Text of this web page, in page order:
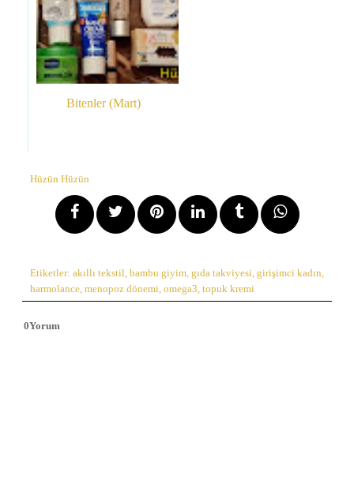
Bitenler (Mart)
Hüzün Hüzün
Etiketler: akıllı tekstil bambu giyim gıda takviyesi girişimci kadın
harmolance menopoz dönemi omega3 topuk kremi
0Yorum